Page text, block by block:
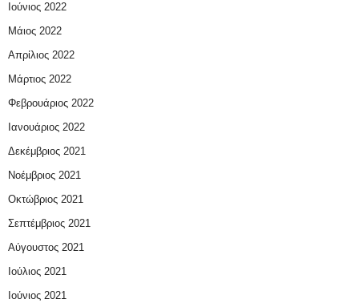
Ιούνιος 2022
Μάιος 2022
Απρίλιος 2022
Μάρτιος 2022
Φεβρουάριος 2022
Ιανουάριος 2022
Δεκέμβριος 2021
Νοέμβριος 2021
Οκτώβριος 2021
Σεπτέμβριος 2021
Αύγουστος 2021
Ιούλιος 2021
Ιούνιος 2021